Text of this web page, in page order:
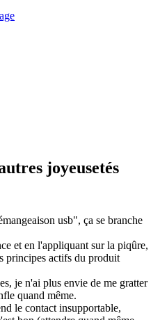
joyeusetés
usb", ça se branche
et en l'appliquant sur la piqûre,
principes actifs du produit
je n'ai plus envie de me gratter
quand même.
le contact insupportable,